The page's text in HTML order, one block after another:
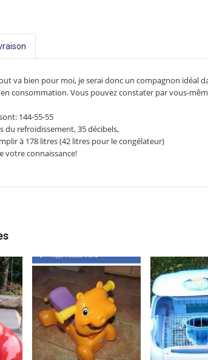
va bien pour moi, je serai donc un compagnon idéal
consommation.Vous pouvez constater par vous-
144-55-55
du refroidissement, 35 décibels,
à 178 litres (42 litres pour le congélateur)
votre connaissance!